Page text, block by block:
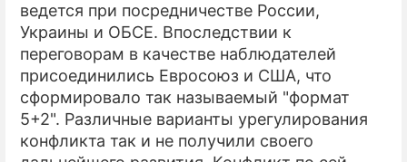
ведется при посредничестве России,
Украины и ОБСЕ. Впоследствии к
переговорам в качестве наблюдателей
присоединились Евросоюз и США, что
сформировало так называемый "формат
5+2". Различные варианты урегулирования
конфликта так и не получили своего